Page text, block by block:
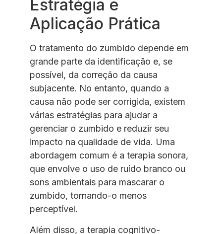
Estratégia e
Aplicação Prática
O tratamento do zumbido depende em
grande parte da identificação e, se
possível, da correção da causa
subjacente. No entanto, quando a
causa não pode ser corrigida, existem
várias estratégias para ajudar a
gerenciar o zumbido e reduzir seu
impacto na qualidade de vida. Uma
abordagem comum é a terapia sonora,
que envolve o uso de ruído branco ou
sons ambientais para mascarar o
zumbido, tornando-o menos
perceptível.
Além disso, a terapia cognitivo-